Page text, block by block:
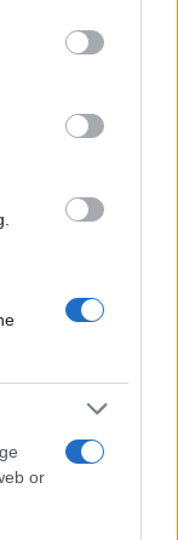
may click to
party tags to
below Google
or
para
de